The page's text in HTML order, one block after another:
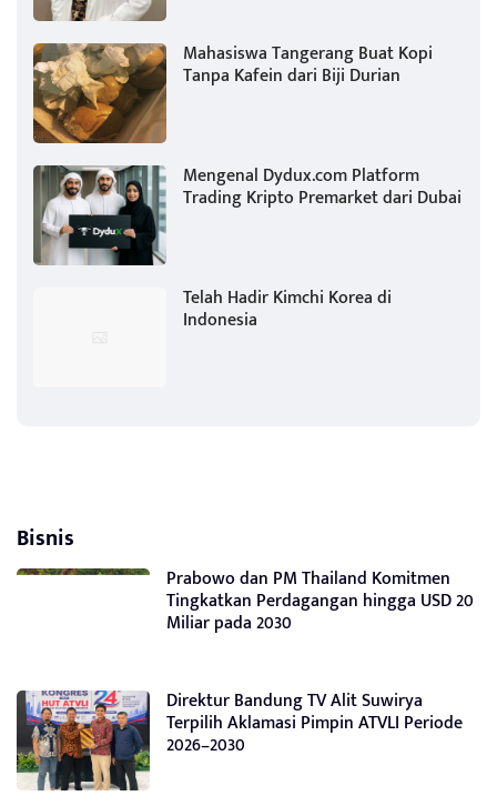
Mahasiswa Tangerang Buat Kopi
Tanpa Kafein dari Biji Durian
Mengenal Dydux.com Platform
Trading Kripto Premarket dari Dubai
Telah Hadir Kimchi Korea di
Indonesia
Bisnis
Prabowo dan PM Thailand Komitmen
Tingkatkan Perdagangan hingga USD 20
Miliar pada 2030
Direktur Bandung TV Alit Suwirya
Terpilih Aklamasi Pimpin ATVLI Periode
2026–2030